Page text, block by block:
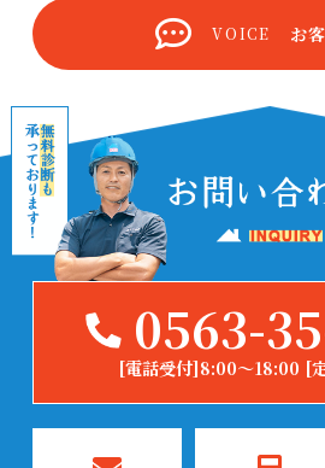
VOICE お
0563-
[電話受付]8:00～18:00 [